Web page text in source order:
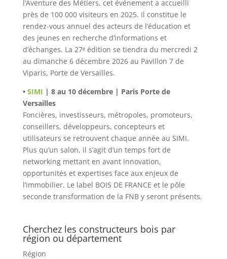
l’Aventure des Métiers, cet événement a accueilli
près de 100 000 visiteurs en 2025. Il constitue le
rendez-vous annuel des acteurs de l’éducation et
des jeunes en recherche d’informations et
d’échanges. La 27ᵉ édition se tiendra du mercredi 2
au dimanche 6 décembre 2026 au Pavillon 7 de
Viparis, Porte de Versailles.
• SIMI | 8 au 10 décembre | Paris Porte de
Versailles
Foncières, investisseurs, métropoles, promoteurs,
conseillers, développeurs, concepteurs et
utilisateurs se retrouvent chaque année au SIMI.
Plus qu’un salon, il s’agit d’un temps fort de
networking mettant en avant innovation,
opportunités et expertises face aux enjeux de
l’immobilier. Le label BOIS DE FRANCE et le pôle
seconde transformation de la FNB y seront présents.
Cherchez les constructeurs bois par
région ou département
Région